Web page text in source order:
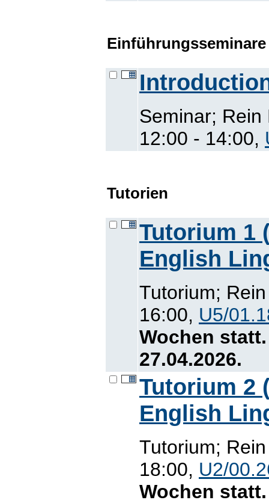
Einführungsseminare
Seminar; Rein
12:00 - 14:00,
Tutorien
Tutorium 1
English
Tutorium;
16:00, U5/
Wochen
27.04.2026.
Tutorium 2
English
Tutorium;
18:00, U2/
Wochen